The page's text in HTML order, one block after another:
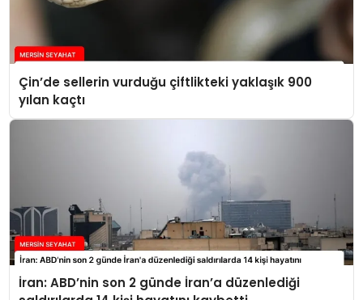
Çin’de sellerin vurduğu çiftlikteki yaklaşık 900
yılan kaçtı
İran: ABD’nin son 2 günde İran’a düzenlediği